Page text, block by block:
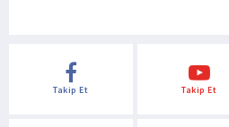
Takip Et Takip Et